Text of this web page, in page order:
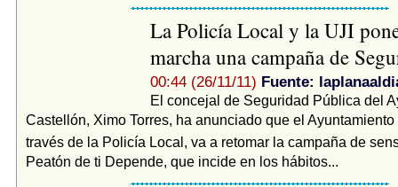
La Policía Local y la UJI
marcha una campaña de
00:44 (26/11/11) Fuente:
El concejal de Seguridad Pública del
Castellón, Ximo Torres, ha anunciado que el
través de la Policía Local, va a retomar la campaña de
Peatón de ti Depende, que incide en los hábitos...